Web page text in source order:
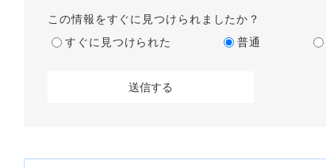
この情報をすぐに見つけられましたか？
すぐに見つけられた
普通